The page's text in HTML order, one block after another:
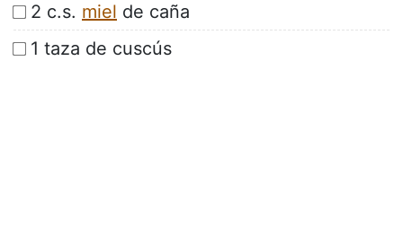
2 c.s. miel de caña
1 taza de cuscús